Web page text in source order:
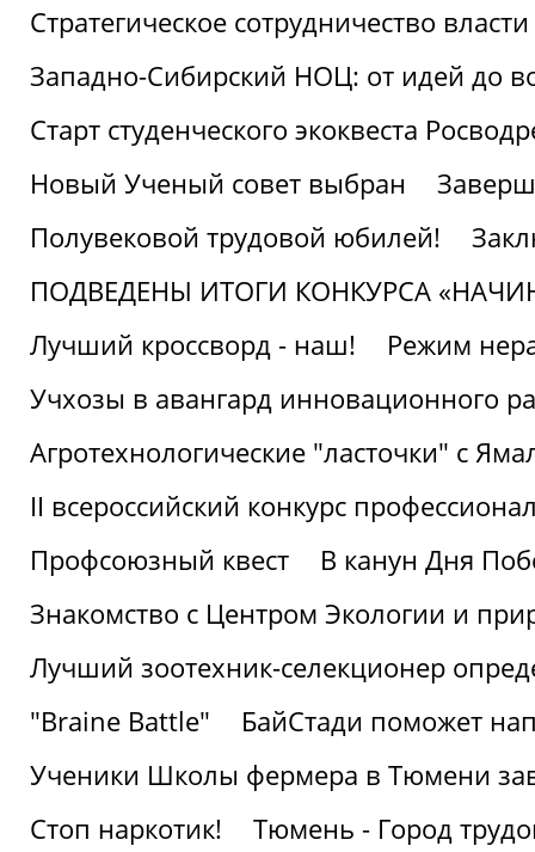
Стратегическое сотрудничество
Западно-Сибирский НОЦ: от идей до
Старт студенческого экоквеста
Новый Ученый совет выбран
Полувековой трудовой юбилей!
ПОДВЕДЕНЫ ИТОГИ КОНКУРСА
Лучший кроссворд - наш!
Режим
Учхозы в авангард инновационного
Агротехнологические "ласточки" с
II всероссийский конкурс
Профсоюзный квест
В канун Дня
Знакомство с Центром Экологии и
Лучший зоотехник-селекционер
"Braine Battle"
БайСтади поможет
Ученики Школы фермера в Тюмени
Стоп наркотик!
Тюмень - Город